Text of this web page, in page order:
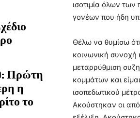
Πρώτη
η
το
ισοτιμία όλων
γονέων που ήδη
Θέλω να θυμίσω
κοινωνική συνοχή
μεταρρύθμιση
κομμάτων και
ισοπεδωτικού
Ακούστηκαν οι